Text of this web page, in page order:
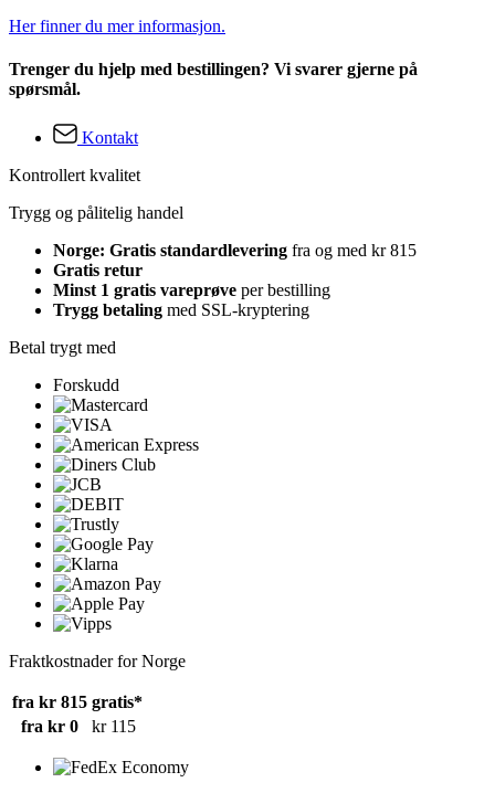
Her finner du mer informasjon.
Trenger du hjelp med bestillingen? Vi svarer gjerne på
spørsmål.
Kontakt
Kontrollert kvalitet
Trygg og pålitelig handel
Norge: Gratis standardlevering fra og med kr 815
Gratis retur
Minst 1 gratis vareprøve per bestilling
Trygg betaling med SSL-kryptering
Betal trygt med
Forskudd
Fraktkostnader for Norge
fra kr 815 gratis*
fra kr 0
kr 115